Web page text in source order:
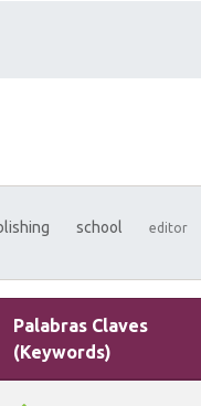
school editor
Palabras Claves
(Keywords)